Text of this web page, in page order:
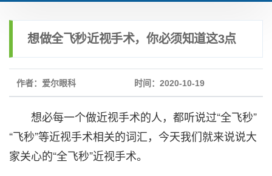
想做全飞秒近视手术，你必须知道这3点
作者：爱尔眼科 时间：2020-10-19
想必每一个做近视手术的人，都听说过“全飞秒”
“飞秒”等近视手术相关的词汇，今天我们就来说说大
家关心的“全飞秒”近视手术。